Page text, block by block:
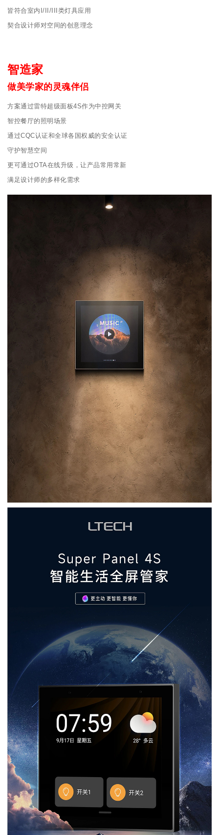
皆符合室内I/II/III类灯具应用
契合设计师对空间的创意理念
智造家
做美学家的灵魂伴侣
方案通过雷特超级面板4S作为中控网关
智控餐厅的照明场景
通过CQC认证和全球各国权威的安全认证
守护智慧空间
更可通过OTA在线升级，让产品常用常新
满足设计师的多样化需求